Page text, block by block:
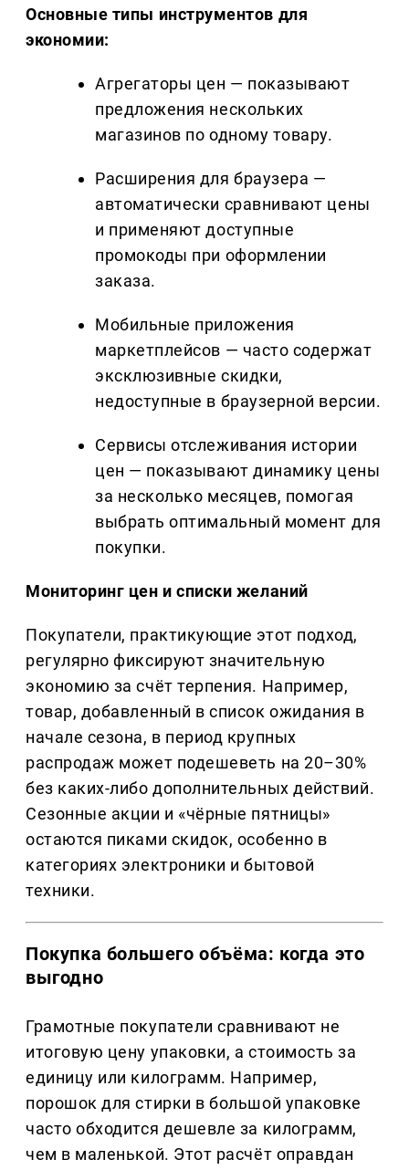
Основные типы инструментов для
экономии:
Агрегаторы цен — показывают
предложения нескольких
магазинов по одному товару.
Расширения для браузера —
автоматически сравнивают цены
и применяют доступные
промокоды при оформлении
заказа.
Мобильные приложения
маркетплейсов — часто содержат
эксклюзивные скидки,
недоступные в браузерной версии.
Сервисы отслеживания истории
цен — показывают динамику цены
за несколько месяцев, помогая
выбрать оптимальный момент для
покупки.
Мониторинг цен и списки желаний
Покупатели, практикующие этот подход,
регулярно фиксируют значительную
экономию за счёт терпения. Например,
товар, добавленный в список ожидания в
начале сезона, в период крупных
распродаж может подешеветь на 20–30%
без каких-либо дополнительных действий.
Сезонные акции и «чёрные пятницы»
остаются пиками скидок, особенно в
категориях электроники и бытовой
техники.
Покупка большего объёма: когда это
выгодно
Грамотные покупатели сравнивают не
итоговую цену упаковки, а стоимость за
единицу или килограмм. Например,
порошок для стирки в большой упаковке
часто обходится дешевле за килограмм,
чем в маленькой. Этот расчёт оправдан